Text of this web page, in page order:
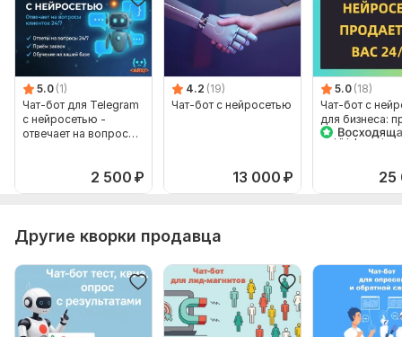
• Сфера деятельности компании.
• Платформы, где общаетесь с клиентами.
• Особые требования к функционалу бота.
Объем услуги в кворке:
Разработка 1 GPT-бота под ключ
с базовой настройкой
5.0 (1)
Чат-бот для Telegram
с нейросетью -
отвечает на вопросы
2 500 ₽
4.2 (19)
Чат-бот с нейросетью
13 000 ₽
5.0 (18)
Чат-бот с
для бизнеса:
поддержка,
25
Другие кворки продавца